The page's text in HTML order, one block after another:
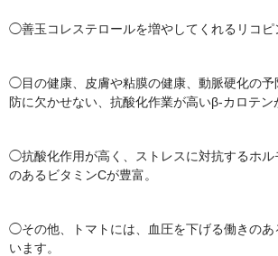
◯善玉コレステロールを増やしてくれるリコピ
◯目の健康、皮膚や粘膜の健康、動脈硬化の予
防に欠かせない、抗酸化作業が高いβ-カロテン
◯抗酸化作用が高く、ストレスに対抗するホル
のあるビタミンCが豊富。
◯その他、トマトには、血圧を下げる働きのあ
います。